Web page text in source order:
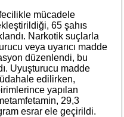
mücadele
65 şahıs
Narkotik suçlarla
veya uyarıcı madde
düzenlendi, bu
Uyuşturucu madde
edilirken,
yapılan
29,3
esrar ele geçirildi.